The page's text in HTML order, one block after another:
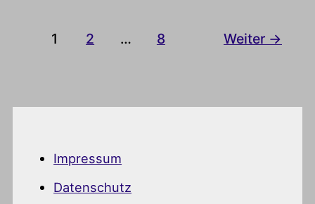
1 2 … 8 Weiter →
Impressum
Datenschutz